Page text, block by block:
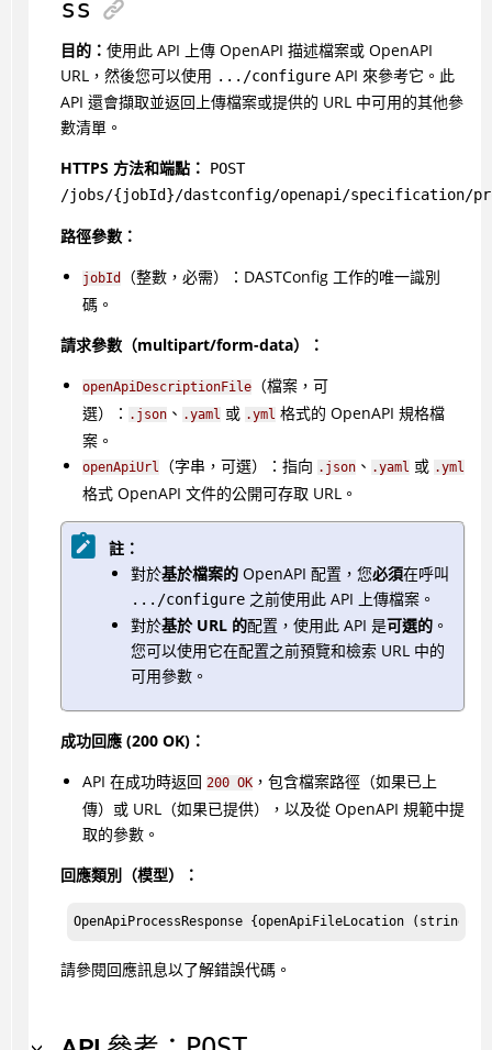
ss
目的： 使用此 API 上傳 OpenAPI 描述檔案或 OpenAPI
URL，然後您可以使用 .../configureAPI 來參考它。此
API 還會擷取並返回上傳檔案或提供的 URL 中可用的其他參
數清單。
HTTPS 方法和端點：
POST
/jobs/{jobId}/dastconfig/openapi/specification/
路徑參數：
jobId（整數，必需）：DASTConfig 工作的唯一識別
碼。
請求參數（multipart/form-data）：
openApiDescriptionFile（檔案，可
選）： .json、 .yaml或 .yml格式的 OpenAPI 規格檔
案。
openApiUrl（字串，可選）：指向 .json、 .yaml或 .yml
格式 OpenAPI 文件的公開可存取 URL。
註：
對於基於檔案的OpenAPI 配置，您必須在呼叫
.../configure之前使用此 API 上傳檔案。
對於基於 URL 的配置，使用此 API 是可選的。
您可以使用它在配置之前預覽和檢索 URL 中的
可用參數。
成功回應 (200 OK)：
API 在成功時返回 200 OK，包含檔案路徑（如果已上
傳）或 URL（如果已提供），以及從 OpenAPI 規範中提
取的參數。
回應類別（模型）：
OpenApiProcessResponse {openApiFileLocation (string)
請參閱回應訊息以了解錯誤代碼。